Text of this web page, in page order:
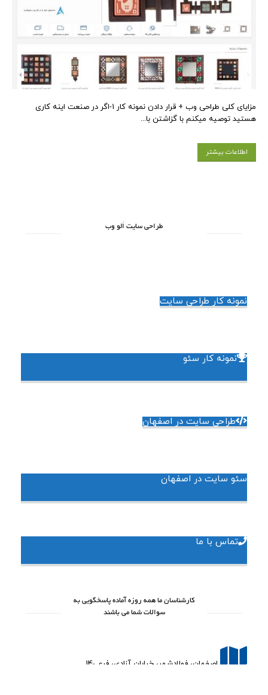
مزایای کلی طراحی وب + قرار دادن نمونه کار 1-اگر در صنعت اینه کاری
هستید توصیه میکنم با گزاشتن با...
اطلاعات بیشتر
طراحی سایت اَلو وب
نمونه کار طراحی سایت
نمونه کار سئو
طراحی سایت در اصفهان
سئو سایت در اصفهان
تماس با ما
کارشناسان ما همه روزه آماده پاسخگویی به
سوالات شما می باشند
اصفهان، فولادشهر، خیابان آزادی، فرعی14